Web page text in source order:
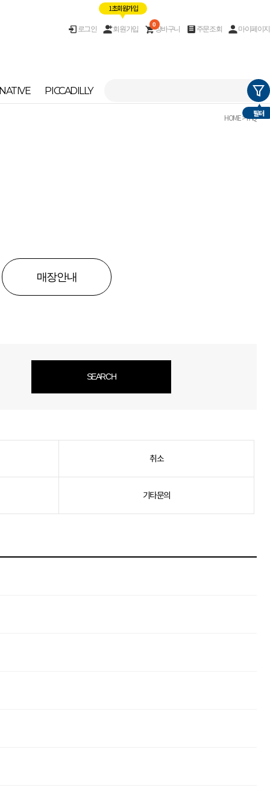
로그인 회원가입
1초 회원가입
장바구니
0
주문조회 마이페이지
NATIVE PICCADILLY
필터
HOME> FAQ
매장안내
SEARCH
취소
기타문의